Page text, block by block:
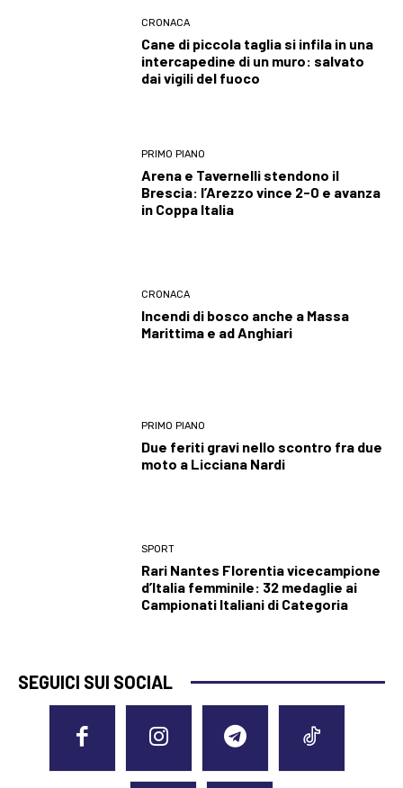
CRONACA
Cane di piccola taglia si infila in una
intercapedine di un muro: salvato
dai vigili del fuoco
PRIMO PIANO
Arena e Tavernelli stendono il
Brescia: l’Arezzo vince 2-0 e avanza
in Coppa Italia
CRONACA
Incendi di bosco anche a Massa
Marittima e ad Anghiari
PRIMO PIANO
Due feriti gravi nello scontro fra due
moto a Licciana Nardi
SPORT
Rari Nantes Florentia vicecampione
d’Italia femminile: 32 medaglie ai
Campionati Italiani di Categoria
SEGUICI SUI SOCIAL